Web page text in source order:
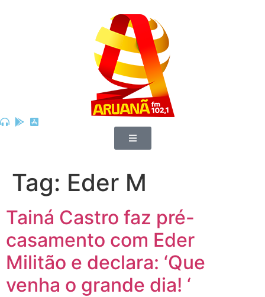
Tag: Eder M
Tainá Castro faz pré-
casamento com Eder
Militão e declara: ‘Que
venha o grande dia! ‘